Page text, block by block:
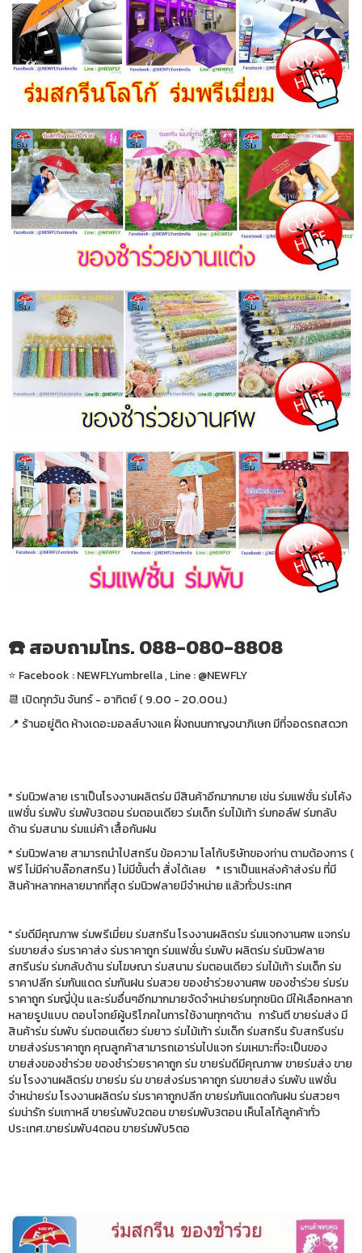
☎️ สอบถามโทร. 088-080-8808
⭐️ Facebook : NEWFLYumbrella , Line : @NEWFLY
📆 เปิดทุกวัน จันทร์ - อาทิตย์ ( 9.00 - 20.00น.)
📍 ร้านอยู่ติด ห้างเดอะมอลล์บางแค ฝั่งถนนกาญจนาภิเษก มีที่จอดรถสดวก
* ร่มนิวฟลาย เราเป็นโรงงานผลิตร่ม มีสินค้าอีกมากมาย เช่น ร่มแฟชั่น ร่มโค้ง
แฟชั่น ร่มพับ ร่มพับ3ตอน ร่มตอนเดียว ร่มเด็ก ร่มไม้เท้า ร่มกอล์ฟ ร่มกลับ
ด้าน ร่มสนาม ร่มแม่ค้า เสื้อกันฝน
* ร่มนิวฟลาย สามารถนำไปสกรีน ข้อความ โลโก้บริษัทของท่าน ตามต้องการ (
ฟรี ไม่มีค่าบล๊อกสกรีน ) ไม่มีขั้นต่ำ สั่งได้เลย * เราเป็นแหล่งค้าส่งร่ม ที่มี
สินค้าหลากหลายมากที่สุด ร่มนิวฟลายมีจำหน่าย แล้วทั่วประเทศ
" ร่มดีมีคุณภาพ ร่มพรีเมี่ยม ร่มสกรีน โรงงานผลิตร่ม ร่มแจกงานศพ แจกร่ม
ร่มขายส่ง ร่มราคาส่ง ร่มราคาถูก ร่มแฟชั่น ร่มพับ ผลิตร่ม ร่มนิวฟลาย
สกรีนร่ม ร่มกลับด้าน ร่มโฆษณา ร่มสนาม ร่มตอนเดียว ร่มไม้เท้า ร่มเด็ก ร่ม
ราคาปลีก ร่มกันแดด ร่มกันฝน ร่มสวย ของชำร่วยงานศพ ของชำร่วย ร่มร่ม
ราคาถูก ร่มญี่ปุ่น และร่มอื่นๆอีกมากมายจัดจำหน่ายร่มทุกชนิด มีให้เลือกหลาก
หลายรูปแบบ ตอบโจทย์ผู้บริโภคในการใช้งานทุกๆด้าน การันตี ขายร่มส่ง มี
สินค้าร่ม ร่มพับ ร่มตอนเดียว ร่มยาว ร่มไม้เท้า ร่มเด็ก ร่มสกรีน รับสกรีนร่ม
ขายส่งร่มราคาถูก คุณลูกค้าสามารถเอาร่มไปแจก ร่มเหมาะที่จะเป็นของ
ขายส่งของชำร่วย ของชำร่วยราคาถูก ร่ม ขายร่มดีมีคุณภาพ ขายร่มส่ง ขาย
ร่ม โรงงานผลิตร่ม ขายร่ม ร่ม ขายส่งร่มราคาถูก ร่มขายส่ง ร่มพับ แฟชั่น
จำหน่ายร่ม โรงงานผลิตร่ม ร่มราคาถูกปลีก ขายร่มกันแดดกันฝน ร่มสวยๆ
ร่มน่ารัก ร่มเกาหลี ขายร่มพับ2ตอน ขายร่มพับ3ตอน เห็นโลโก้ลูกค้าทั่ว
ประเทศ.ขายร่มพับ4ตอน ขายร่มพับ5ตอ